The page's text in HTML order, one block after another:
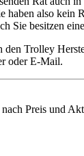
also
Sie besitzen
Trolley
oder E-Mail.
Preis und